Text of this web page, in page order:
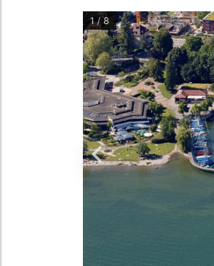
1 / 8